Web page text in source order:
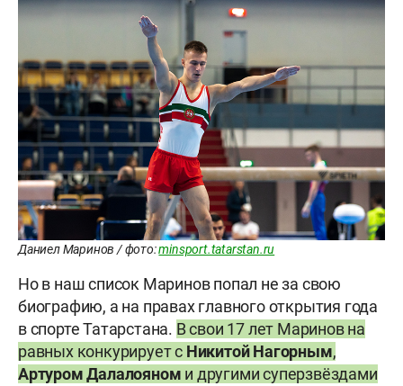
Даниел Маринов / фото:minsport.tatarstan.ru
Но в наш список Маринов попал не за свою
биографию, а на правах главного открытия года
в спорте Татарстана. В свои 17 лет Маринов на
равных конкурирует с Никитой Нагорным,
Артуром Далалояном и другими суперзвёздами